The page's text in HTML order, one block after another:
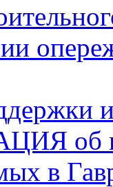
об
в